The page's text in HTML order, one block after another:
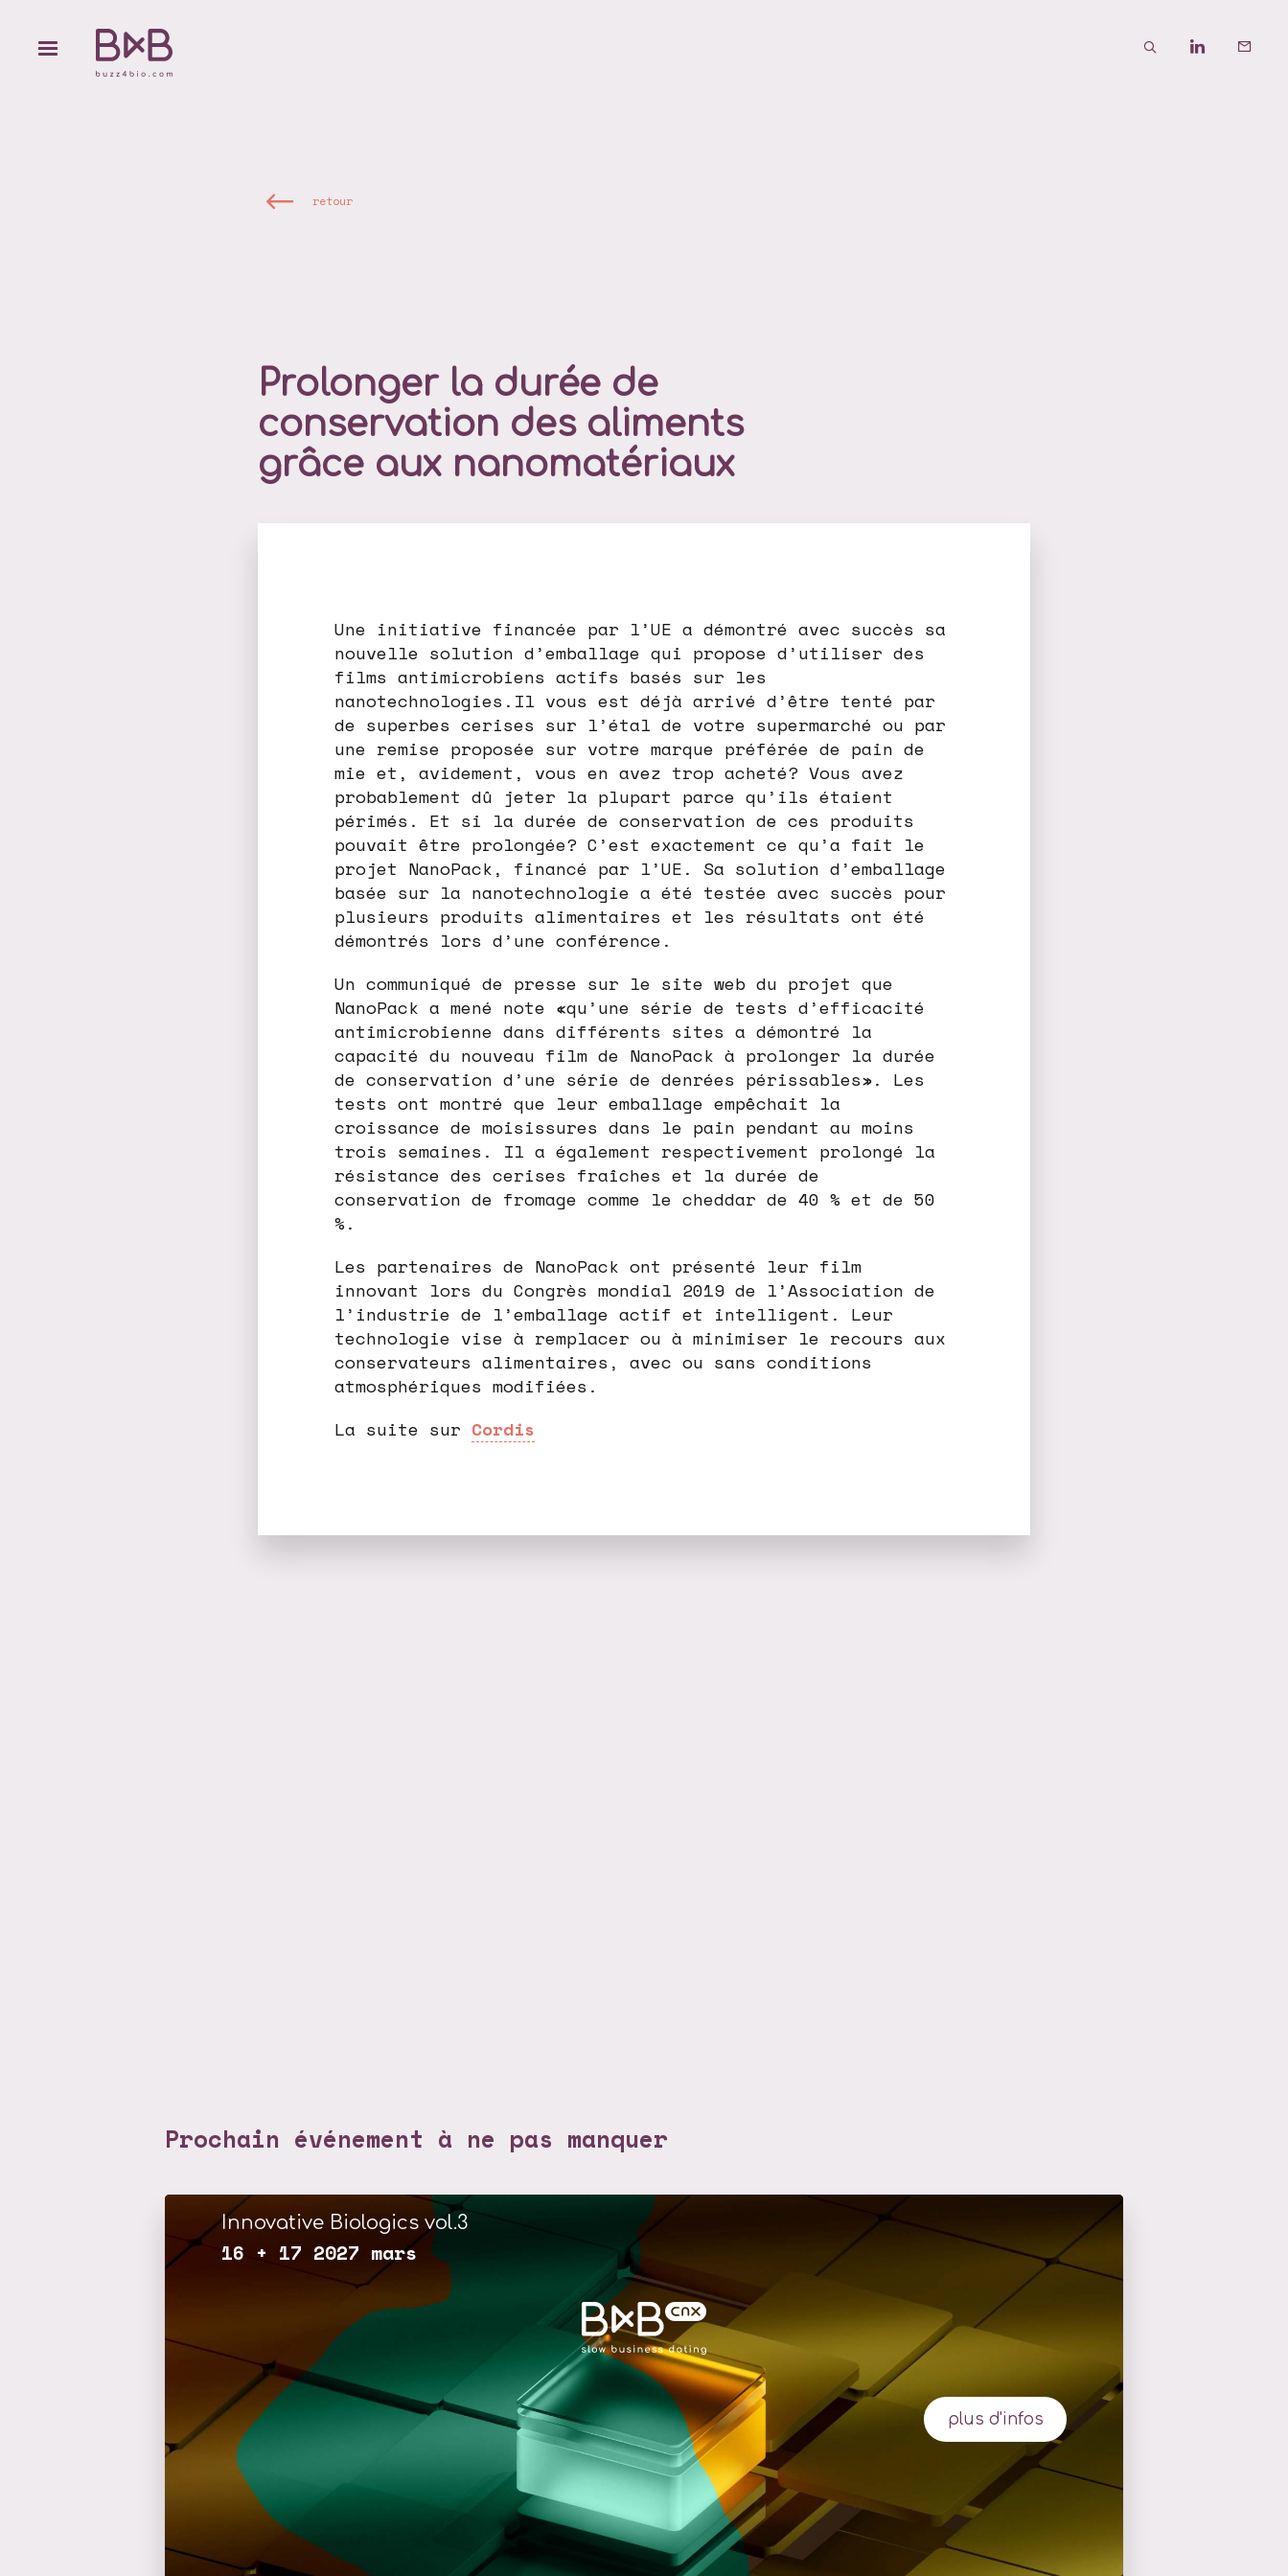
retour
Prolonger la durée de
conservation des aliments
grâce aux nanomatériaux
Une initiative financée par l’UE a démontré avec succès sa
nouvelle solution d’emballage qui propose d’utiliser des
films antimicrobiens actifs basés sur les
nanotechnologies.Il vous est déjà arrivé d’être tenté par
de superbes cerises sur l’étal de votre supermarché ou par
une remise proposée sur votre marque préférée de pain de
mie et, avidement, vous en avez trop acheté? Vous avez
probablement dû jeter la plupart parce qu’ils étaient
périmés. Et si la durée de conservation de ces produits
pouvait être prolongée? C’est exactement ce qu’a fait le
projet NanoPack, financé par l’UE. Sa solution d’emballage
basée sur la nanotechnologie a été testée avec succès pour
plusieurs produits alimentaires et les résultats ont été
démontrés lors d’une conférence.
Un communiqué de presse sur le site web du projet que
NanoPack a mené note «qu’une série de tests d’efficacité
antimicrobienne dans différents sites a démontré la
capacité du nouveau film de NanoPack à prolonger la durée
de conservation d’une série de denrées périssables». Les
tests ont montré que leur emballage empêchait la
croissance de moisissures dans le pain pendant au moins
trois semaines. Il a également respectivement prolongé la
résistance des cerises fraîches et la durée de
conservation de fromage comme le cheddar de 40 % et de 50
%.
Les partenaires de NanoPack ont ​​présenté leur film
innovant lors du Congrès mondial 2019 de l’Association de
l’industrie de l’emballage actif et intelligent. Leur
technologie vise à remplacer ou à minimiser le recours aux
conservateurs alimentaires, avec ou sans conditions
atmosphériques modifiées.
La suite sur Cordis
Prochain événement à ne pas manquer
Innovative Biologics vol.3
16 + 17 2027 mars
plus d'infos